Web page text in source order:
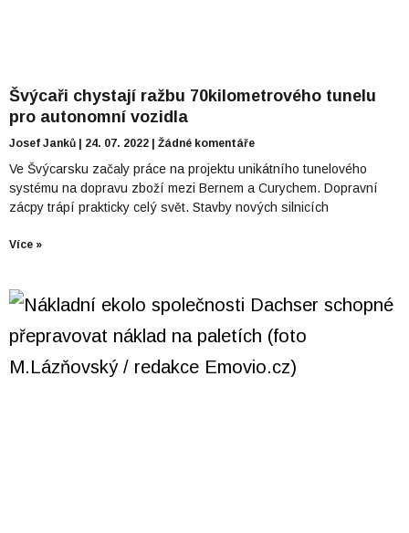
Švýcaři chystají ražbu 70kilometrového tunelu
pro autonomní vozidla
Josef Janků 24. 07. 2022 Žádné komentáře
Ve Švýcarsku začaly práce na projektu unikátního tunelového
systému na dopravu zboží mezi Bernem a Curychem. Dopravní
zácpy trápí prakticky celý svět. Stavby nových silnicích
Více »